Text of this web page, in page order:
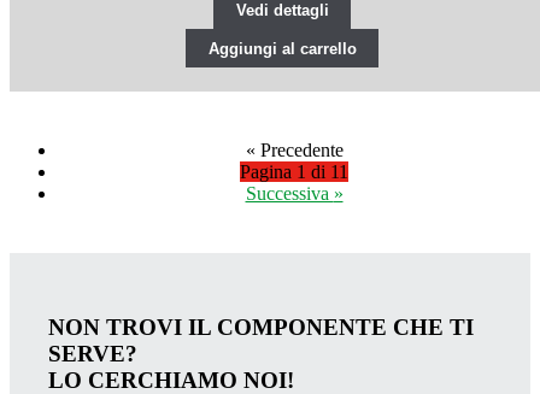
Vedi dettagli
Aggiungi al carrello
« Precedente
Pagina 1 di 11
Successiva »
NON TROVI IL COMPONENTE CHE TI
SERVE?
LO CERCHIAMO NOI!